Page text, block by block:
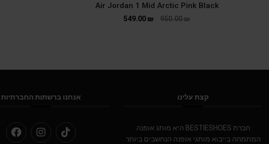
Air Jordan 1 Mid Arctic Pink Black
950.00₪
549.00 ₪
קצת עלינו
חברת BESTIESHOES היא מותג אופנה
המתמחה בייבוא מותגי אופנה הנחשבים ביותר
אנחנו ברשתות החברתיות